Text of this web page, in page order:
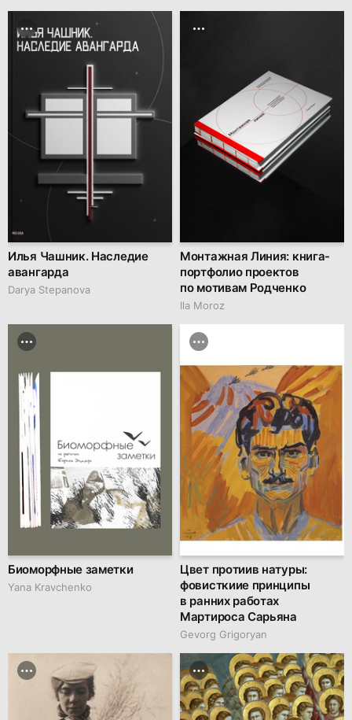
Илья Чашник. Наследие
авангарда
Darya Stepanova
Монтажная Линия: книга-
портфолио проектов
по мотивам Родченко
Ila Moroz
Биоморфные заметки
Yana Kravchenko
Цвет протиив натуры:
фовисткиие принципы
в ранних работах
Мартироса Сарьяна
Gevorg Grigoryan